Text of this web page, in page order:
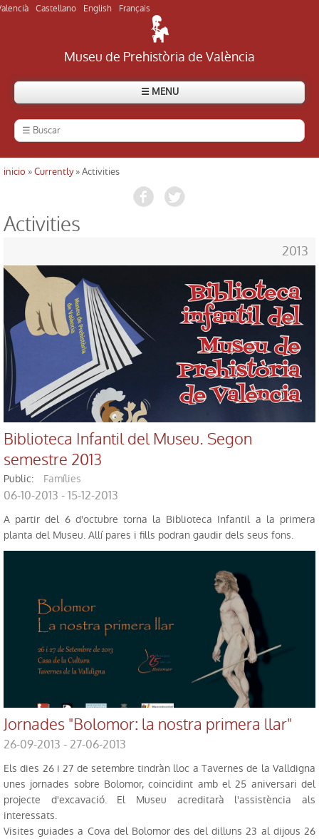
Castellano English Français
Museu de Prehistòria de València
☰ MENU
Usted está aquí
inicio »Currently» Activities
Activities
2013
Biblioteca Infantil del Museu. Segon
semestre 2013
public: Famílies
06-10-2013 - 15-12-2013
A partir del 6 d'octubre torna la Biblioteca Infantil a la primera
planta del Museu. Allí pares i fills podran gaudir dels seus fons.
Jornades "Bolomor: la nostra primera llar"
26-09-2013 - 27-06-2013
Els dies 26 i 27 de setembre tindràn lloc a Tavernes de la Valldigna
unes jornades sobre Bolomor, coincidint amb el 25 aniversari del
projecte d'excavació. El Museu acreditarà l'assistència als
interessats.
Visites guiades a Cova del Bolomor des del dilluns 23 al dijous 26